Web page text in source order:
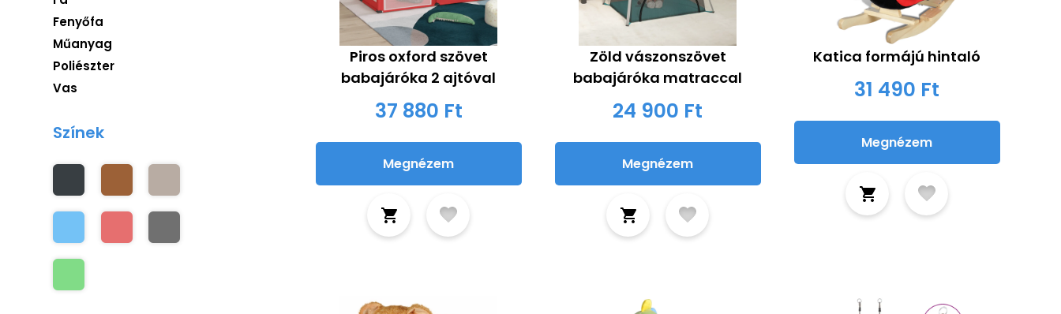
Fenyőfa
Műanyag
Poliészter
Vas
Színek
Piros oxford szövet
babajáróka 2 ajtóval
37 880 Ft
Megnézem
Zöld vászonszövet
babajáróka matraccal
24 900 Ft
Megnézem
Katica formájú hintaló
31 490 Ft
Megnézem